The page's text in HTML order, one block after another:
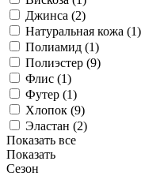
Джинса (2)
Натуральная кожа (1)
Полиамид (1)
Полиэстер (9)
Флис (1)
Футер (1)
Хлопок (9)
Эластан (2)
Показать все
Показать
Сезон